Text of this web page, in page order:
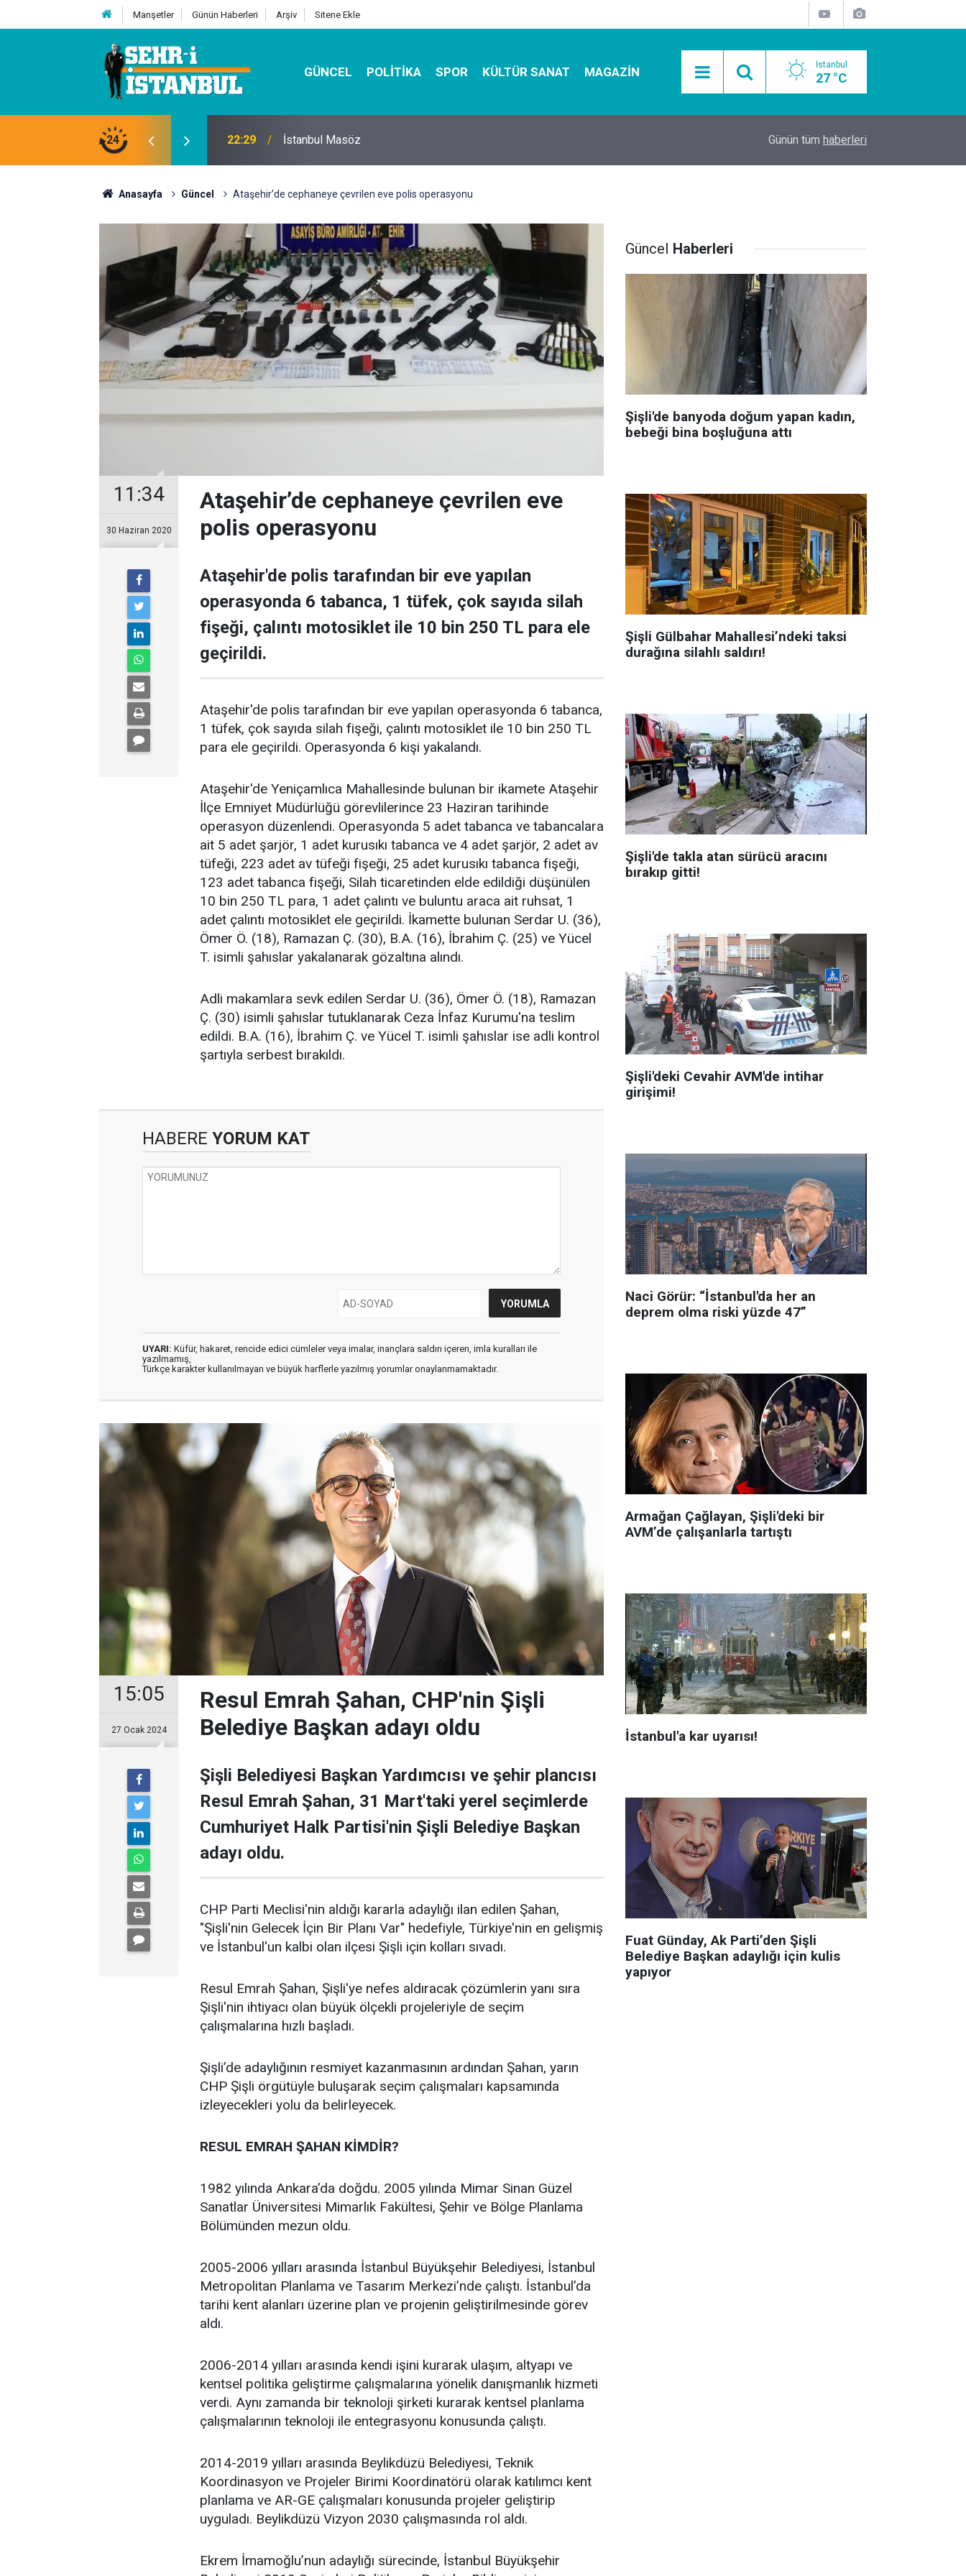
Manşetler Günün Haberleri Arşiv Sitene Ekle
GÜNCEL POLITIKA SPOR KÜLTÜR SANAT MAGAZIN İstanbul
27 °C
24 07:32 Kutu Sihirbazı ile Estetik, Dayanıklı ve Çevre Dostu Ambalaj Mobil Araçlarla Hayır Lokması Dağıtımının
Günün tüm haberleri
Anasayfa Güncel Ataşehir’de cephaneye çevrilen eve polis operasyonu
11:34
30 Haziran 2020
Ataşehir’de cephaneye çevrilen eve
polis operasyonu
Ataşehir'de polis tarafından bir eve yapılan
operasyonda 6 tabanca, 1 tüfek, çok sayıda silah
fişeği, çalıntı motosiklet ile 10 bin 250 TL para ele
geçirildi.
Ataşehir'de polis tarafından bir eve yapılan operasyonda 6 tabanca,
1 tüfek, çok sayıda silah fişeği, çalıntı motosiklet ile 10 bin 250 TL
para ele geçirildi. Operasyonda 6 kişi yakalandı.
Ataşehir'de Yeniçamlıca Mahallesinde bulunan bir ikamete Ataşehir
İlçe Emniyet Müdürlüğü görevlilerince 23 Haziran tarihinde
operasyon düzenlendi. Operasyonda 5 adet tabanca ve tabancalara
ait 5 adet şarjör, 1 adet kurusıkı tabanca ve 4 adet şarjör, 2 adet av
tüfeği, 223 adet av tüfeği fişeği, 25 adet kurusıkı tabanca fişeği,
123 adet tabanca fişeği, Silah ticaretinden elde edildiği düşünülen
10 bin 250 TL para, 1 adet çalıntı ve buluntu araca ait ruhsat, 1
adet çalıntı motosiklet ele geçirildi. İkamette bulunan Serdar U. (36),
Ömer Ö. (18), Ramazan Ç. (30), B.A. (16), İbrahim Ç. (25) ve Yücel
T. isimli şahıslar yakalanarak gözaltına alındı.
Adli makamlara sevk edilen Serdar U. (36), Ömer Ö. (18), Ramazan
Ç. (30) isimli şahıslar tutuklanarak Ceza İnfaz Kurumu'na teslim
edildi. B.A. (16), İbrahim Ç. ve Yücel T. isimli şahıslar ise adli kontrol
şartıyla serbest bırakıldı.
HABERE YORUM KAT
UYARI: Küfür, hakaret, rencide edici cümleler veya imalar, inançlara saldırı içeren, imla kuralları ile
yazılmamış,
Türkçe karakter kullanılmayan ve büyük harflerle yazılmış yorumlar onaylanmamaktadır.
15:05
27 Ocak 2024
Resul Emrah Şahan, CHP'nin Şişli
Belediye Başkan adayı oldu
Şişli Belediyesi Başkan Yardımcısı ve şehir plancısı
Resul Emrah Şahan, 31 Mart'taki yerel seçimlerde
Cumhuriyet Halk Partisi'nin Şişli Belediye Başkan
adayı oldu.
CHP Parti Meclisi'nin aldığı kararla adaylığı ilan edilen Şahan,
"Şişli'nin Gelecek İçin Bir Planı Var" hedefiyle, Türkiye'nin en gelişmiş
ve İstanbul'un kalbi olan ilçesi Şişli için kolları sıvadı.
Resul Emrah Şahan, Şişli'ye nefes aldıracak çözümlerin yanı sıra
Şişli'nin ihtiyacı olan büyük ölçekli projeleriyle de seçim
çalışmalarına hızlı başladı.
Şişli’de adaylığının resmiyet kazanmasının ardından Şahan, yarın
CHP Şişli örgütüyle buluşarak seçim çalışmaları kapsamında
izleyecekleri yolu da belirleyecek.
RESUL EMRAH ŞAHAN KİMDİR?
1982 yılında Ankara’da doğdu. 2005 yılında Mimar Sinan Güzel
Sanatlar Üniversitesi Mimarlık Fakültesi, Şehir ve Bölge Planlama
Bölümünden mezun oldu.
2005-2006 yılları arasında İstanbul Büyükşehir Belediyesi, İstanbul
Metropolitan Planlama ve Tasarım Merkezi’nde çalıştı. İstanbul’da
tarihi kent alanları üzerine plan ve projenin geliştirilmesinde görev
aldı.
2006-2014 yılları arasında kendi işini kurarak ulaşım, altyapı ve
kentsel politika geliştirme çalışmalarına yönelik danışmanlık hizmeti
verdi. Aynı zamanda bir teknoloji şirketi kurarak kentsel planlama
çalışmalarının teknoloji ile entegrasyonu konusunda çalıştı.
2014-2019 yılları arasında Beylikdüzü Belediyesi, Teknik
Koordinasyon ve Projeler Birimi Koordinatörü olarak katılımcı kent
planlama ve AR-GE çalışmaları konusunda projeler geliştirip
uyguladı. Beylikdüzü Vizyon 2030 çalışmasında rol aldı.
Ekrem İmamoğlu’nun adaylığı sürecinde, İstanbul Büyükşehir
Güncel Haberleri
Şişli'de banyoda doğum yapan kadın,
bebeği bina boşluğuna attı
Şişli Gülbahar Mahallesi’ndeki taksi
durağına silahlı saldırı!
Şişli'de takla atan sürücü aracını
bırakıp gitti!
Şişli'deki Cevahir AVM'de intihar
girişimi!
Naci Görür: “İstanbul'da her an
deprem olma riski yüzde 47”
Armağan Çağlayan, Şişli'deki bir
AVM’de çalışanlarla tartıştı
İstanbul'a kar uyarısı!
Fuat Günday, Ak Parti’den Şişli
Belediye Başkan adaylığı için kulis
yapıyor